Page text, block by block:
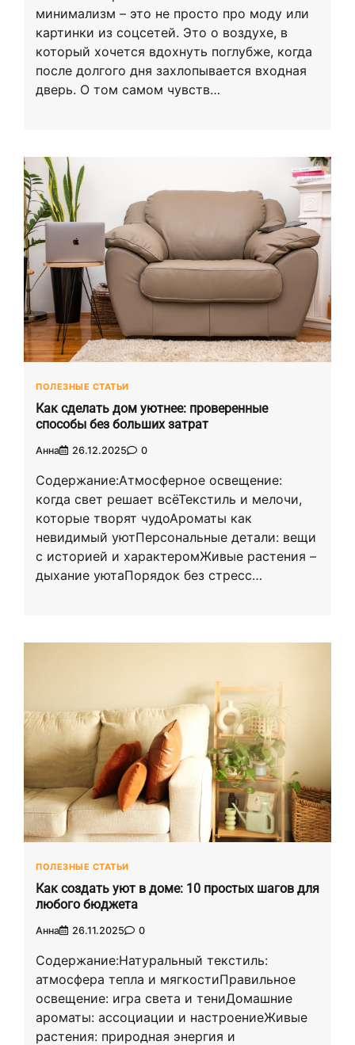
минимализм – это не просто про моду или
картинки из соцсетей. Это о воздухе, в
который хочется вдохнуть поглубже, когда
после долгого дня захлопывается входная
дверь. О том самом чувств…
ПОЛЕЗНЫЕ СТАТЬИ
Как сделать дом уютнее: проверенные
способы без больших затрат
Анна 26.12.2025 0
Содержание:Атмосферное освещение:
когда свет решает всёТекстиль и мелочи,
которые творят чудоАроматы как
невидимый уютПерсональные детали: вещи
с историей и характеромЖивые растения –
дыхание уютаПорядок без стресс…
ПОЛЕЗНЫЕ СТАТЬИ
Как создать уют в доме: 10 простых шагов для
любого бюджета
Анна 26.11.2025 0
Содержание:Натуральный текстиль:
атмосфера тепла и мягкостиПравильное
освещение: игра света и тениДомашние
ароматы: ассоциации и настроениеЖивые
растения: природная энергия и